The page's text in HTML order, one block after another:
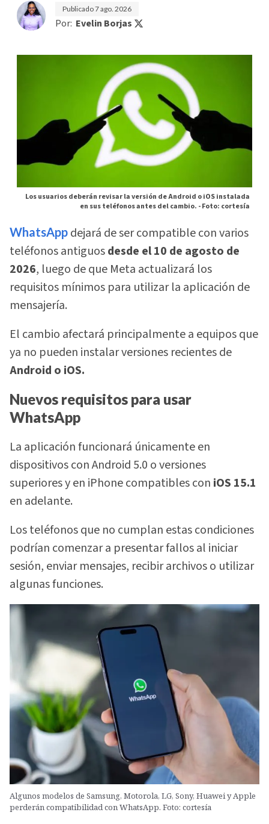
Publicado7 ago. 2026
Por: Evelin Borjas
Los usuarios deberán revisar la versión de Android o iOS instalada
en sus teléfonos antes del cambio. -Foto: cortesía
WhatsApp dejará de ser compatible con varios
teléfonos antiguosdesde el 10 de agosto de
2026, luego de que Meta actualizará los
requisitos mínimos para utilizar la aplicación de
mensajería.
El cambio afectará principalmente a equipos que
ya no pueden instalar versiones recientes de
Android o iOS.
Nuevos requisitos para usar
WhatsApp
La aplicación funcionará únicamente en
dispositivos con Android 5.0 o versiones
superiores y en iPhone compatibles con iOS 15.1
en adelante.
Los teléfonos que no cumplan estas condiciones
podrían comenzar a presentar fallos al iniciar
sesión, enviar mensajes, recibir archivos o utilizar
algunas funciones.
Algunos modelos de Samsung, Motorola, LG, Sony, Huawei y Apple
perderán compatibilidad con WhatsApp. Foto: cortesía